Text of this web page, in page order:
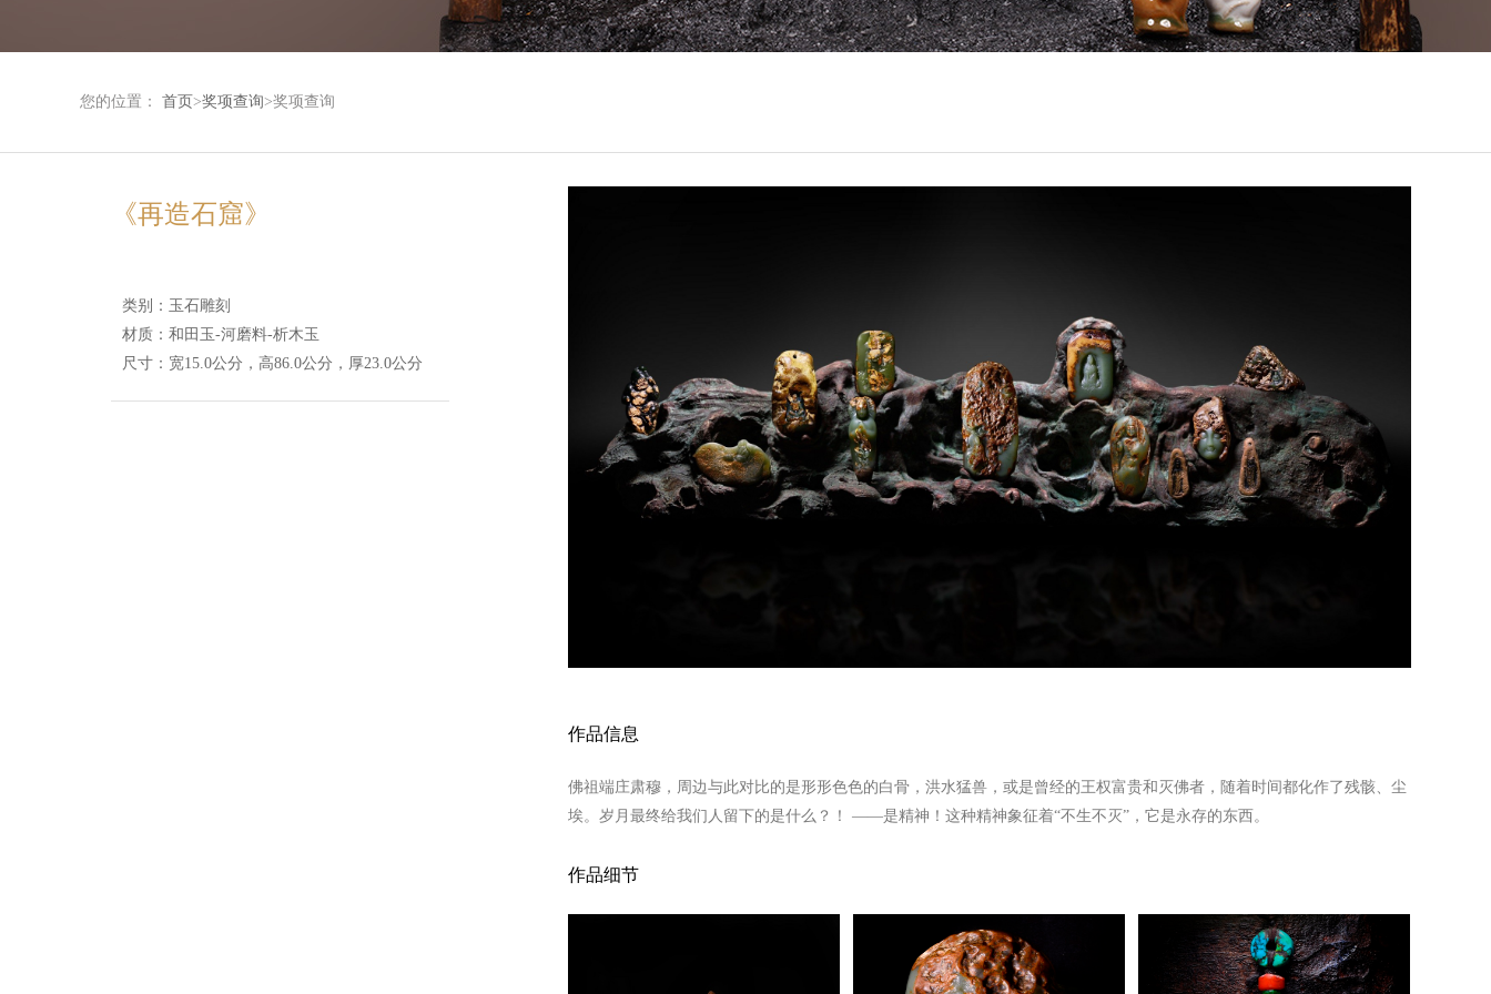
您的位置： 首页 >奖项查询>奖项查询
《再造石窟》
类别：玉石雕刻
材质：和田玉-河磨料-析木玉
尺寸：宽15.0公分，高86.0公分，厚23.0公分
作品信息
佛祖端庄肃穆，周边与此对比的是形形色色的白骨，洪水猛兽，或是曾经的王权富贵和灭佛者，随着时间都化作了残骸、尘
埃。岁月最终给我们人留下的是什么？！ ——是精神！这种精神象征着“不生不灭”，它是永存的东西。
作品细节